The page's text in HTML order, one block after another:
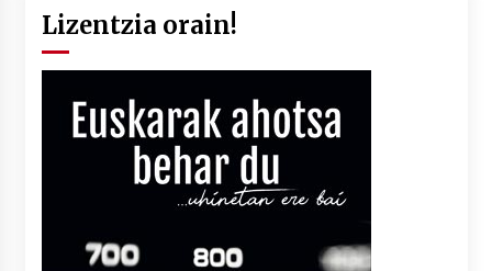
Lizentzia orain!